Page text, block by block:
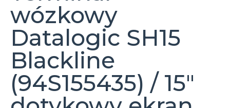
wózkowy
Datalogic SH15
Blackline
(94S155435) / 15″